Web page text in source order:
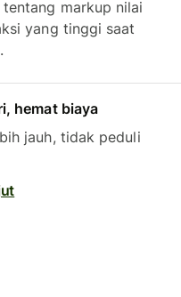
markup nilai
yang tinggi saat
hemat biaya
jauh, tidak peduli